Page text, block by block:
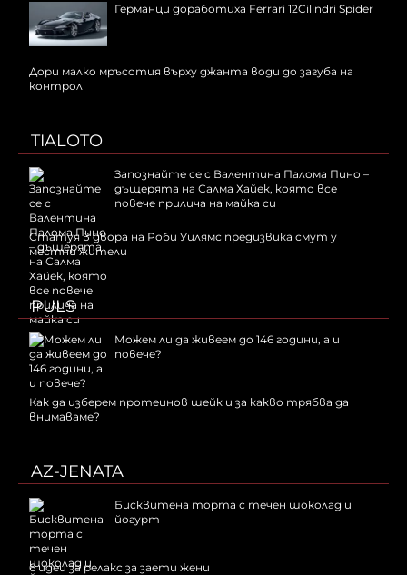
Германци доработиха Ferrari 12Cilindri Spider
Дори малко мръсотия върху джанта води до загуба на
контрол
TIALOTO
Запознайте се с Валентина Палома Пино –
дъщерята на Салма Хайек, която все
повече прилича на майка си
Статуя в двора на Роби Уилямс предизвика смут у
местни жители
PULS
Можем ли да живеем до 146 години, а и
повече?
Как да изберем протеинов шейк и за какво трябва да
внимаваме?
AZ-JENATA
Бисквитена торта с течен шоколад и
йогурт
6 идеи за релакс за заети жени